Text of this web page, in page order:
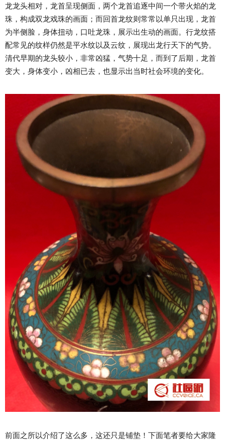
龙龙头相对，龙首呈现侧面，两个龙首追逐中间一个带火焰的龙
珠，构成双龙戏珠的画面；而回首龙纹则常常以单只出现，龙首
为半侧脸，身体扭动，口吐龙珠，展示出生动的画面。行龙纹搭
配常见的纹样仍然是平水纹以及云纹，展现出龙行天下的气势。
清代早期的龙头较小，非常凶猛，气势十足，而到了后期，龙首
变大，身体变小，凶相已去，也显示出当时社会环境的变化。
前面之所以介绍了这么多，这还只是铺垫！下面笔者要给大家隆